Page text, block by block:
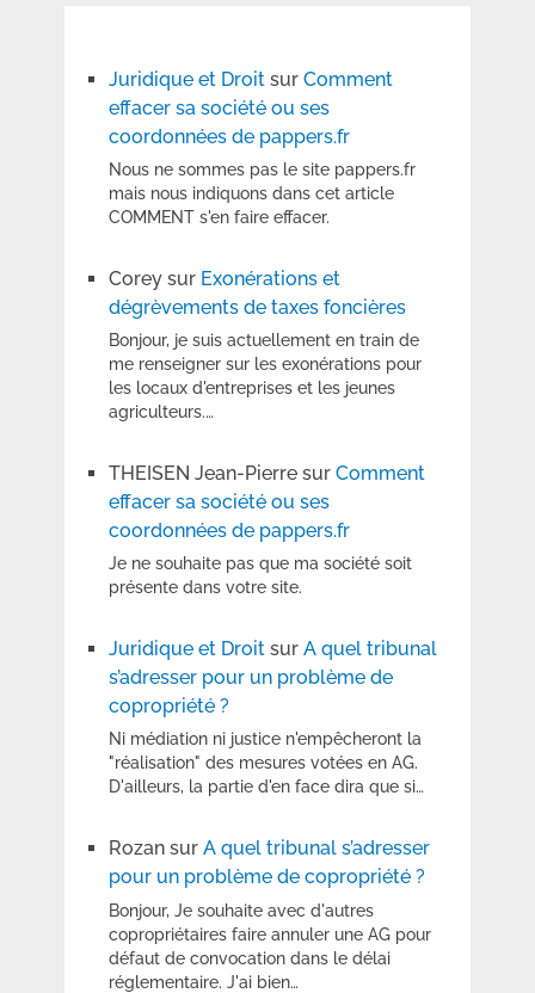
Juridique et Droitsur Comment
effacer sa société ou ses
coordonnées de pappers.fr
Nous ne sommes pas le site pappers.fr
mais nous indiquons dans cet article
COMMENT s'en faire effacer.
Coreysur Exonérations et
dégrèvements de taxes foncières
Bonjour, je suis actuellement en train de
me renseigner sur les exonérations pour
les locaux d'entreprises et les jeunes
agriculteurs.…
THEISEN Jean-Pierresur Comment
effacer sa société ou ses
coordonnées de pappers.fr
Je ne souhaite pas que ma société soit
présente dans votre site.
Juridique et Droitsur A quel tribunal
s’adresser pour un problème de
copropriété ?
Ni médiation ni justice n'empêcheront la
"réalisation" des mesures votées en AG.
D'ailleurs, la partie d'en face dira que si…
Rozansur A quel tribunal s’adresser
pour un problème de copropriété ?
Bonjour, Je souhaite avec d'autres
copropriétaires faire annuler une AG pour
défaut de convocation dans le délai
réglementaire. J'ai bien…